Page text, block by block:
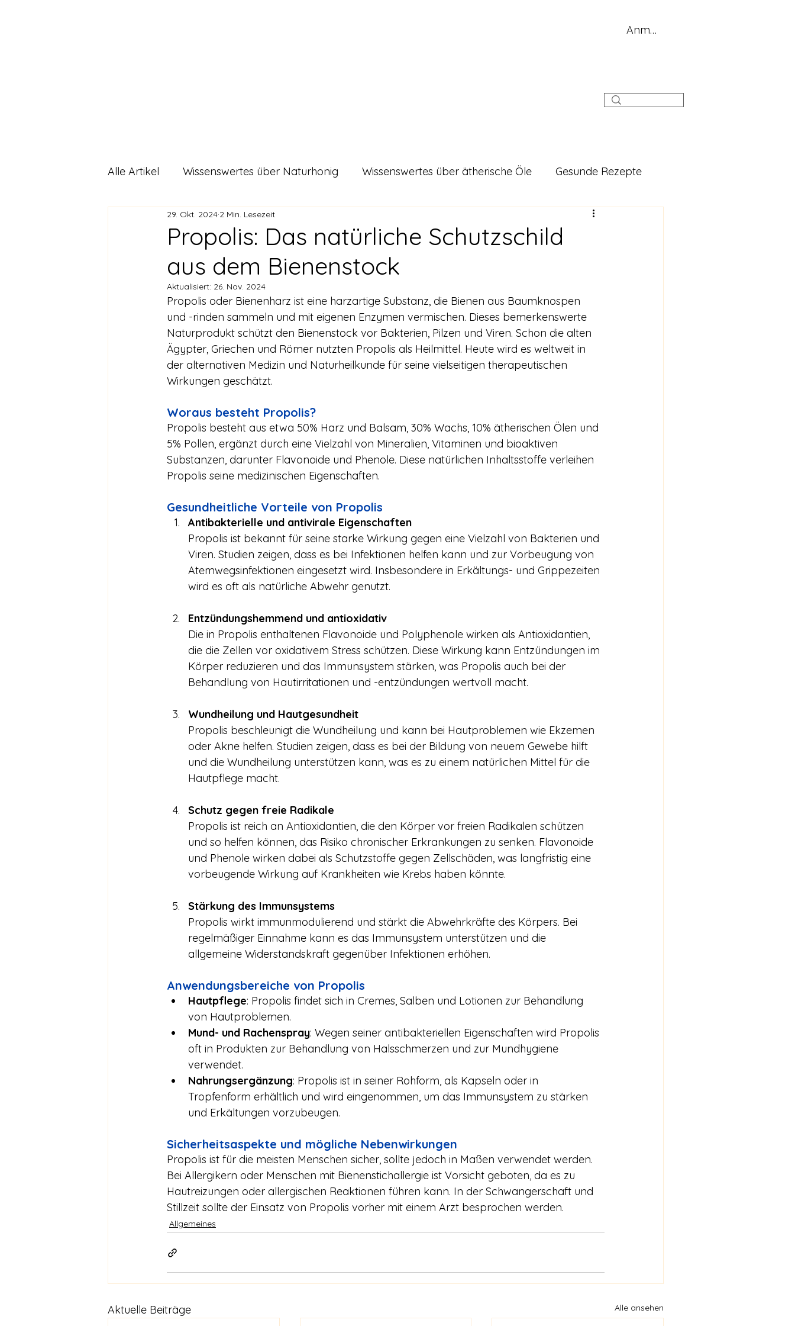
Anmelden
Alle Artikel Wissenswertes über Naturhonig Wissenswertes über ätherische Öle Gesunde Rezepte
DIY Rezepte Allgemeines
Propolis: Das natürliche Schutzschild
aus dem Bienenstock
29. Okt. 2024 2 Min. Lesezeit
Aktualisiert: 26. Nov. 2024
Propolis oder Bienenharz ist eine harzartige Substanz, die Bienen aus Baumknospen
und -rinden sammeln und mit eigenen Enzymen vermischen. Dieses bemerkenswerte
Naturprodukt schützt den Bienenstock vor Bakterien, Pilzen und Viren. Schon die alten
Ägypter, Griechen und Römer nutzten Propolis als Heilmittel. Heute wird es weltweit in
der alternativen Medizin und Naturheilkunde für seine vielseitigen therapeutischen
Wirkungen geschätzt.
Woraus besteht Propolis?
Propolis besteht aus etwa 50% Harz und Balsam, 30% Wachs, 10% ätherischen Ölen und
5% Pollen, ergänzt durch eine Vielzahl von Mineralien, Vitaminen und bioaktiven
Substanzen, darunter Flavonoide und Phenole. Diese natürlichen Inhaltsstoffe verleihen
Propolis seine medizinischen Eigenschaften.
Gesundheitliche Vorteile von Propolis
Antibakterielle und antivirale Eigenschaften
Propolis ist bekannt für seine starke Wirkung gegen eine Vielzahl von Bakterien und
Viren. Studien zeigen, dass es bei Infektionen helfen kann und zur Vorbeugung von
Atemwegsinfektionen eingesetzt wird. Insbesondere in Erkältungs- und Grippezeiten
wird es oft als natürliche Abwehr genutzt.
Entzündungshemmend und antioxidativ
Die in Propolis enthaltenen Flavonoide und Polyphenole wirken als Antioxidantien,
die die Zellen vor oxidativem Stress schützen. Diese Wirkung kann Entzündungen im
Körper reduzieren und das Immunsystem stärken, was Propolis auch bei der
Behandlung von Hautirritationen und -entzündungen wertvoll macht.
Wundheilung und Hautgesundheit
Propolis beschleunigt die Wundheilung und kann bei Hautproblemen wie Ekzemen
oder Akne helfen. Studien zeigen, dass es bei der Bildung von neuem Gewebe hilft
und die Wundheilung unterstützen kann, was es zu einem natürlichen Mittel für die
Hautpflege macht.
Schutz gegen freie Radikale
Propolis ist reich an Antioxidantien, die den Körper vor freien Radikalen schützen
und so helfen können, das Risiko chronischer Erkrankungen zu senken. Flavonoide
und Phenole wirken dabei als Schutzstoffe gegen Zellschäden, was langfristig eine
vorbeugende Wirkung auf Krankheiten wie Krebs haben könnte.
Stärkung des Immunsystems
Propolis wirkt immunmodulierend und stärkt die Abwehrkräfte des Körpers. Bei
regelmäßiger Einnahme kann es das Immunsystem unterstützen und die
allgemeine Widerstandskraft gegenüber Infektionen erhöhen.
Anwendungsbereiche von Propolis
Hautpflege: Propolis findet sich in Cremes, Salben und Lotionen zur Behandlung
von Hautproblemen.
Mund- und Rachenspray: Wegen seiner antibakteriellen Eigenschaften wird Propolis
oft in Produkten zur Behandlung von Halsschmerzen und zur Mundhygiene
verwendet.
Nahrungsergänzung: Propolis ist in seiner Rohform, als Kapseln oder in
Tropfenform erhältlich und wird eingenommen, um das Immunsystem zu stärken
und Erkältungen vorzubeugen.
Sicherheitsaspekte und mögliche Nebenwirkungen
Propolis ist für die meisten Menschen sicher, sollte jedoch in Maßen verwendet werden.
Bei Allergikern oder Menschen mit Bienenstichallergie ist Vorsicht geboten, da es zu
Hautreizungen oder allergischen Reaktionen führen kann. In der Schwangerschaft und
Stillzeit sollte der Einsatz von Propolis vorher mit einem Arzt besprochen werden.
Allgemeines
Aktuelle Beiträge Alle ansehen